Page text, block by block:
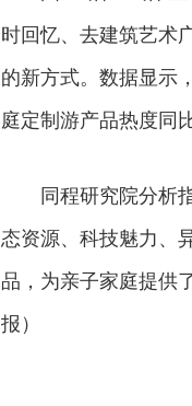
时回忆、去建筑艺术
的新方式。数据显示
庭定制游产品热度同
同程研究院分析
态资源、科技魅力、
品，为亲子家庭提供
报）